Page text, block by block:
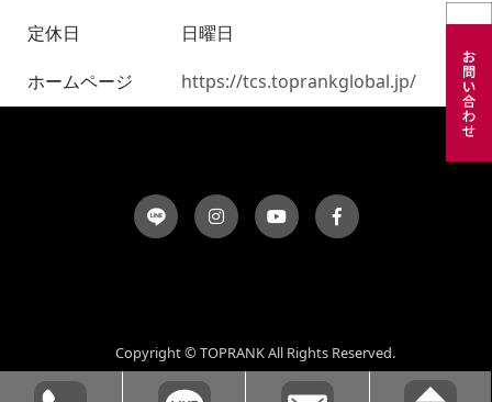
定休日
日曜日
ホームページ
https://tcs.toprankglobal.jp/
Copyright © TOPRANK All Rights Reserved.